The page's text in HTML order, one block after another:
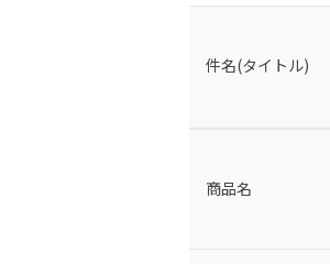
件名(タイトル)
商品名